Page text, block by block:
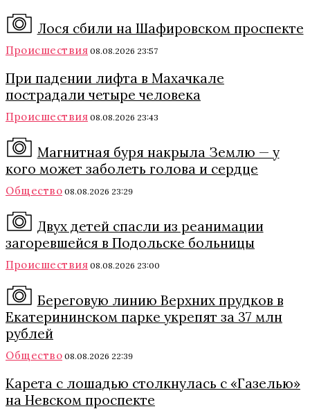
Лося сбили на Шафировском проспекте
Происшествия 08.08.2026 23:57
При падении лифта в Махачкале
пострадали четыре человека
Происшествия 08.08.2026 23:43
Магнитная буря накрыла Землю — у
кого может заболеть голова и сердце
Общество 08.08.2026 23:29
Двух детей спасли из реанимации
загоревшейся в Подольске больницы
Происшествия 08.08.2026 23:00
Береговую линию Верхних прудков в
Екатерининском парке укрепят за 37 млн
рублей
Общество 08.08.2026 22:39
Карета с лошадью столкнулась с «Газелью»
на Невском проспекте